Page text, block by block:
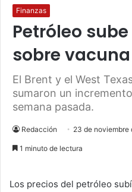
Finanzas
Petróleo
sobre
El Brent y el West
sumaron un
semana pasada.
Redacción 23 de noviembre
1 minuto de lectura
Los precios del petróleo